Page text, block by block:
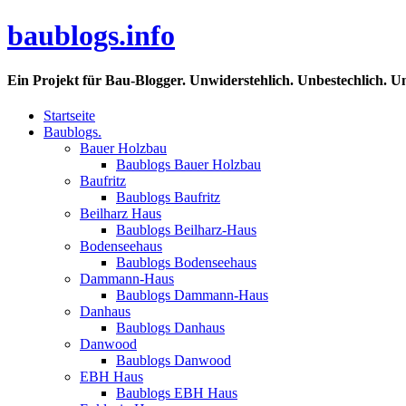
baublogs.info
Ein Projekt für Bau-Blogger. Unwiderstehlich. Unbestechlich.
Startseite
Baublogs.
Bauer Holzbau
Baublogs Bauer Holzbau
Baufritz
Baublogs Baufritz
Beilharz Haus
Baublogs Beilharz-Haus
Bodenseehaus
Baublogs Bodenseehaus
Dammann-Haus
Baublogs Dammann-Haus
Danhaus
Baublogs Danhaus
Danwood
Baublogs Danwood
EBH Haus
Baublogs EBH Haus